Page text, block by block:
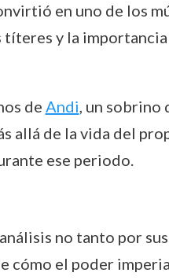
en uno de los
y la
de Andi, un sobrino
allá de la vida del
ese periodo.
no tanto por
cómo el poder